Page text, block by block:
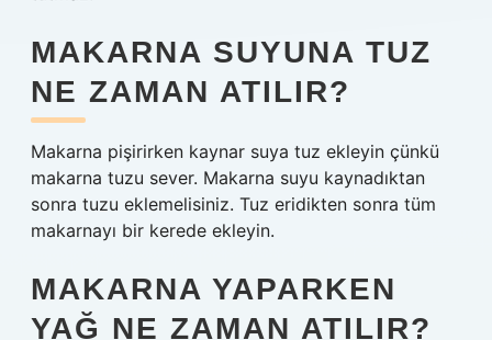
MAKARNA SUYUNA TUZ
NE ZAMAN ATILIR?
Makarna pişirirken kaynar suya tuz ekleyin çünkü
makarna tuzu sever. Makarna suyu kaynadıktan
sonra tuzu eklemelisiniz. Tuz eridikten sonra tüm
makarnayı bir kerede ekleyin.
MAKARNA YAPARKEN
YAĞ NE ZAMAN ATILIR?